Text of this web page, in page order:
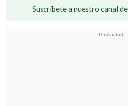
Suscríbete a nuestro canal de